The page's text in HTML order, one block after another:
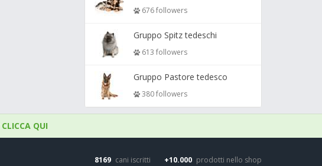
676 followers
Gruppo Spitz tedeschi
613 followers
Gruppo Pastore tedesco
380 followers
CLICCA QUI
8169 cani iscritti +10.000 prodotti nello shop